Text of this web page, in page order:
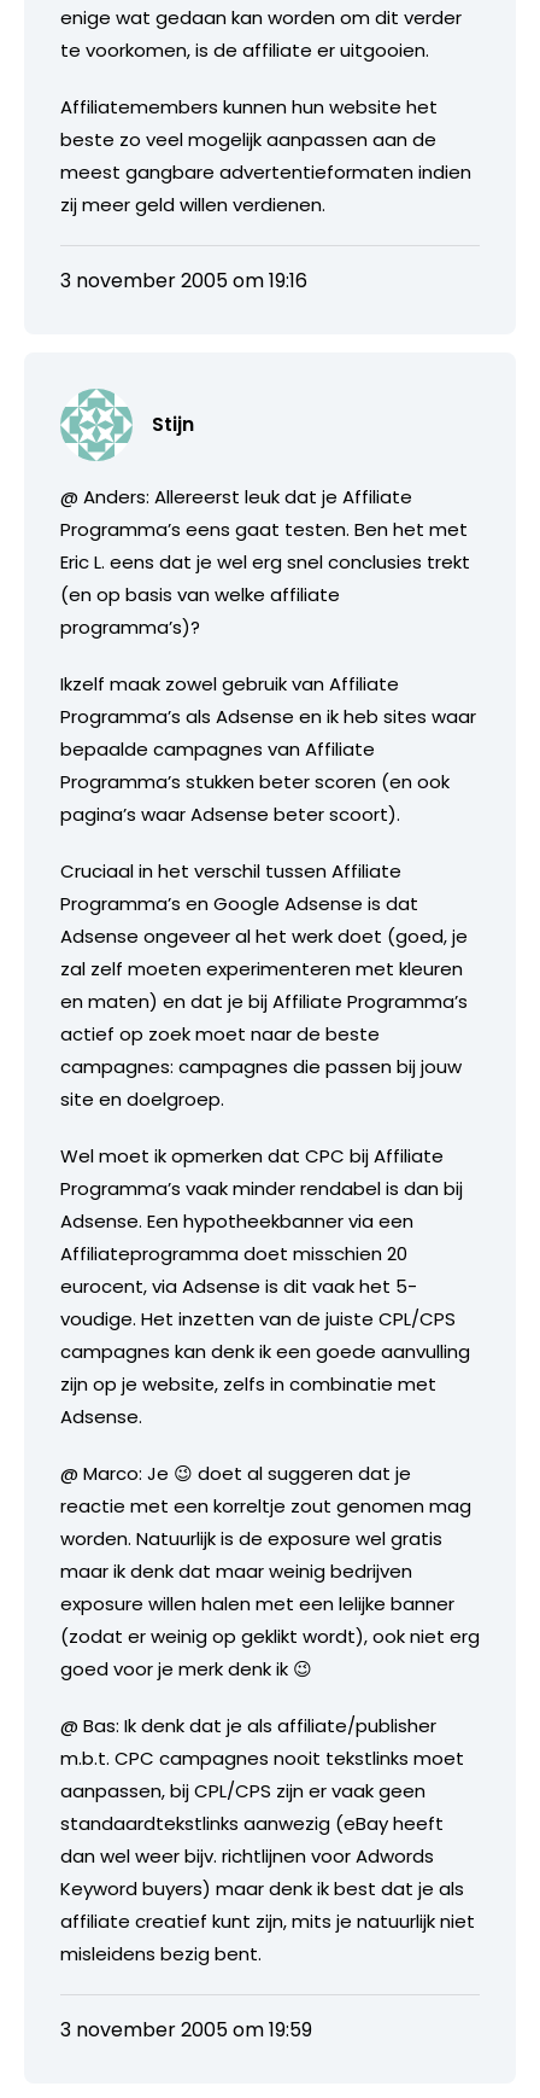
enige wat gedaan kan worden om dit verder
te voorkomen, is de affiliate er uitgooien.
Affiliatemembers kunnen hun website het
beste zo veel mogelijk aanpassen aan de
meest gangbare advertentieformaten indien
zij meer geld willen verdienen.
3 november 2005 om 19:16
Stijn
@ Anders: Allereerst leuk dat je Affiliate
Programma’s eens gaat testen. Ben het met
Eric L. eens dat je wel erg snel conclusies trekt
(en op basis van welke affiliate
programma’s)?
Ikzelf maak zowel gebruik van Affiliate
Programma’s als Adsense en ik heb sites waar
bepaalde campagnes van Affiliate
Programma’s stukken beter scoren (en ook
pagina’s waar Adsense beter scoort).
Cruciaal in het verschil tussen Affiliate
Programma’s en Google Adsense is dat
Adsense ongeveer al het werk doet (goed, je
zal zelf moeten experimenteren met kleuren
en maten) en dat je bij Affiliate Programma’s
actief op zoek moet naar de beste
campagnes: campagnes die passen bij jouw
site en doelgroep.
Wel moet ik opmerken dat CPC bij Affiliate
Programma’s vaak minder rendabel is dan bij
Adsense. Een hypotheekbanner via een
Affiliateprogramma doet misschien 20
eurocent, via Adsense is dit vaak het 5-
voudige. Het inzetten van de juiste CPL/CPS
campagnes kan denk ik een goede aanvulling
zijn op je website, zelfs in combinatie met
Adsense.
@ Marco: Je 😉 doet al suggeren dat je
reactie met een korreltje zout genomen mag
worden. Natuurlijk is de exposure wel gratis
maar ik denk dat maar weinig bedrijven
exposure willen halen met een lelijke banner
(zodat er weinig op geklikt wordt), ook niet erg
goed voor je merk denk ik 😉
@ Bas: Ik denk dat je als affiliate/publisher
m.b.t. CPC campagnes nooit tekstlinks moet
aanpassen, bij CPL/CPS zijn er vaak geen
standaardtekstlinks aanwezig (eBay heeft
dan wel weer bijv. richtlijnen voor Adwords
Keyword buyers) maar denk ik best dat je als
affiliate creatief kunt zijn, mits je natuurlijk niet
misleidens bezig bent.
3 november 2005 om 19:59